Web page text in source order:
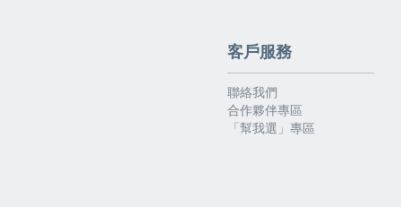
客戶服務
聯絡我們
合作夥伴專區
「幫我選」專區